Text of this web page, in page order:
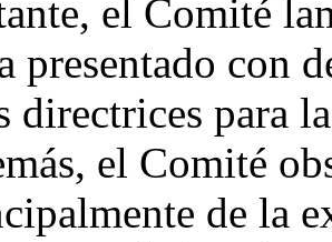
el Comité
presentado con
directrices para
el Comité
de la